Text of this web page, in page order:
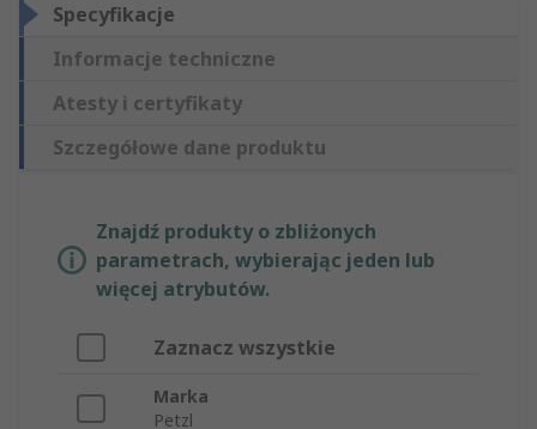
Specyfikacje
Informacje techniczne
Atesty i certyfikaty
Szczegółowe dane produktu
Znajdź produkty o zbliżonych
parametrach, wybierając jeden lub
więcej atrybutów.
Zaznacz wszystkie
Marka
Petzl